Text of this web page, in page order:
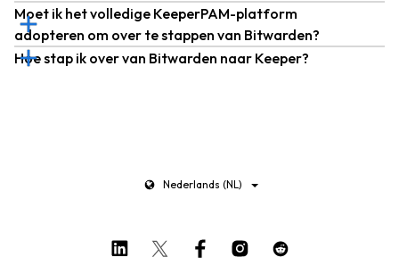
Moet ik het volledige KeeperPAM-platform
adopteren om over te stappen van Bitwarden?
Hoe stap ik over van Bitwarden naar Keeper?
Nederlands (NL)